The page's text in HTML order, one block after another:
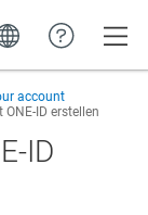
account
ONE-ID erstellen
ID